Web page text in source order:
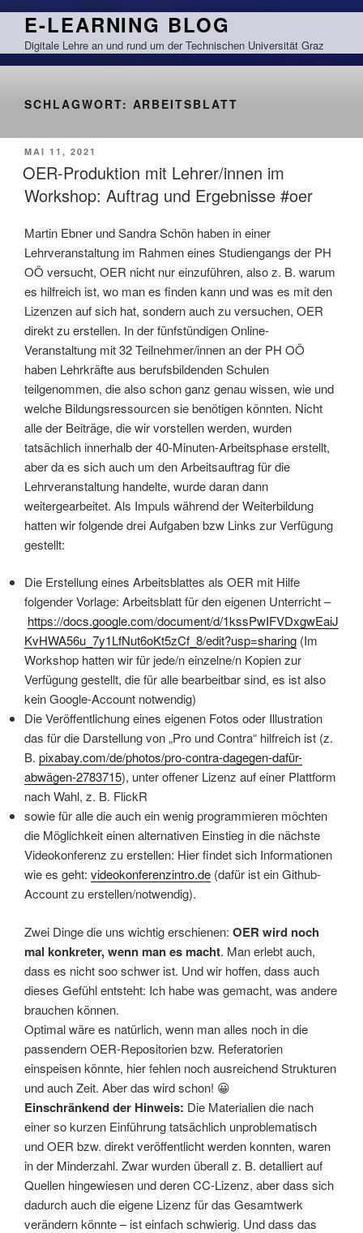
Zum
springen
E-LEARNING BLOG
Digitale Lehre an und rund um der Technischen Universität Graz
SCHLAGWORT: ARBEITSBLATT
VERÖFFENTLICHT
AM
MAI 11, 2021
OER-Produktion mit Lehrer/innen im
Workshop: Auftrag und Ergebnisse #oer
Martin Ebner und Sandra Schön haben in einer
Lehrveranstaltung im Rahmen eines Studiengangs der PH
OÖ versucht, OER nicht nur einzuführen, also z. B. warum
es hilfreich ist, wo man es finden kann und was es mit den
Lizenzen auf sich hat, sondern auch zu versuchen, OER
direkt zu erstellen. In der fünfstündigen Online-
Veranstaltung mit 32 Teilnehmer/innen an der PH OÖ
haben Lehrkräfte aus berufsbildenden Schulen
teilgenommen, die also schon ganz genau wissen, wie und
welche Bildungsressourcen sie benötigen könnten. Nicht
alle der Beiträge, die wir vorstellen werden, wurden
tatsächlich innerhalb der 40-Minuten-Arbeitsphase erstellt,
aber da es sich auch um den Arbeitsauftrag für die
Lehrveranstaltung handelte, wurde daran dann
weitergearbeitet. Als Impuls während der Weiterbildung
hatten wir folgende drei Aufgaben bzw Links zur Verfügung
gestellt:
Die Erstellung eines Arbeitsblattes als OER mit Hilfe
folgender Vorlage: Arbeitsblatt für den eigenen Unterricht –
https://docs.google.com/document/d/1kssPwIFVDxgwEaiJ
KvHWA56u_7y1LfNut6oKt5zCf_8/edit?usp=sharing (Im
Workshop hatten wir für jede/n einzelne/n Kopien zur
Verfügung gestellt, die für alle bearbeitbar sind, es ist also
kein Google-Account notwendig)
Die Veröffentlichung eines eigenen Fotos oder Illustration
das für die Darstellung von „Pro und Contra“ hilfreich ist (z.
B. pixabay.com/de/photos/pro-contra-dagegen-dafür-
abwägen-2783715), unter offener Lizenz auf einer Plattform
nach Wahl, z. B. FlickR
sowie für alle die auch ein wenig programmieren möchten
die Möglichkeit einen alternativen Einstieg in die nächste
Videokonferenz zu erstellen: Hier findet sich Informationen
wie es geht: videokonferenzintro.de (dafür ist ein Github-
Account zu erstellen/notwendig).
Zwei Dinge die uns wichtig erschienen: OER wird noch
mal konkreter, wenn man es macht. Man erlebt auch,
dass es nicht soo schwer ist. Und wir hoffen, dass auch
dieses Gefühl entsteht: Ich habe was gemacht, was andere
brauchen können.
Optimal wäre es natürlich, wenn man alles noch in die
passendern OER-Repositorien bzw. Referatorien
einspeisen könnte, hier fehlen noch ausreichend Strukturen
und auch Zeit. Aber das wird schon! 😀
Einschränkend der Hinweis: Die Materialien die nach
einer so kurzen Einführung tatsächlich unproblematisch
und OER bzw. direkt veröffentlicht werden konnten, waren
in der Minderzahl. Zwar wurden überall z. B. detalliert auf
Quellen hingewiesen und deren CC-Lizenz, aber dass sich
dadurch auch die eigene Lizenz für das Gesamtwerk
verändern könnte – ist einfach schwierig. Und dass das